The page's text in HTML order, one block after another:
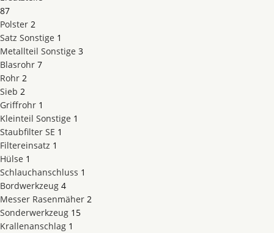
87
Polster 2
Satz Sonstige 1
Metallteil Sonstige 3
Blasrohr 7
Rohr 2
Sieb 2
Griffrohr 1
Kleinteil Sonstige 1
Staubfilter SE 1
Filtereinsatz 1
Hülse 1
Schlauchanschluss 1
Bordwerkzeug 4
Messer Rasenmäher 2
Sonderwerkzeug 15
Krallenanschlag 1